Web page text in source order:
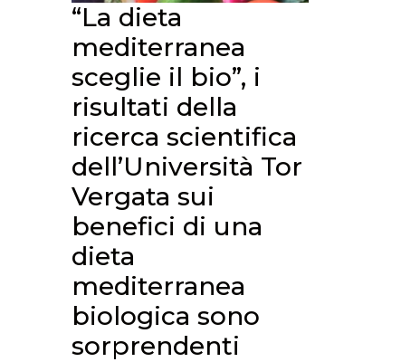
“La dieta
mediterranea
sceglie il bio”, i
risultati della
ricerca scientifica
dell’Università Tor
Vergata sui
benefici di una
dieta
mediterranea
biologica sono
sorprendenti